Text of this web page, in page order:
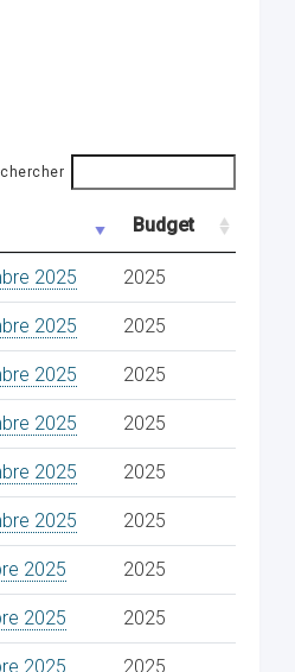
Budget
2025 2025
2025 2025
2025 2025
2025 2025
2025 2025
2025 2025
2025 2025
2025 2025
2025 2025